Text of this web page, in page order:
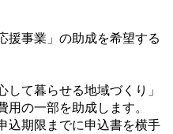
援事業」の助成を希望する
て暮らせる地域づくり」
用の一部を助成します。
込期限までに申込書を横手